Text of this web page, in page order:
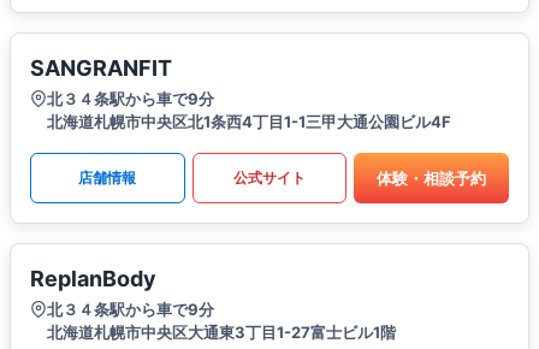
SANGRANFIT
北３４条駅から車で9分
北海道札幌市中央区北1条西4丁目1-1三甲大通公園ビル4F
店舗情報 公式サイト 体験・相談予約
ReplanBody
北３４条駅から車で9分
北海道札幌市中央区大通東3丁目1-27富士ビル1階